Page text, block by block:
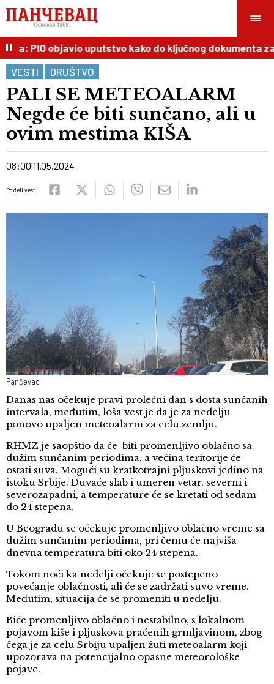
PIO objavio uputstvo kako do ključnog dokumenta za
VESTI
DRUŠTVO
PALI SE METEOALARM
Negde će biti sunčano, ali u
ovim mestima KIŠA
08:00 11.05.2024
Podeli vest:
Pančevac
Danas nas očekuje pravi prolećni dan s dosta sunčanih
intervala, međutim, loša vest je da je za nedelju
ponovo upaljen meteoalarm za celu zemlju.
RHMZ je saopštio da će biti promenljivo oblačno sa
dužim sunčanim periodima, a većina teritorije će
ostati suva. Mogući su kratkotrajni pljuskovi jedino na
istoku Srbije. Duvaće slab i umeren vetar, severni i
severozapadni, a temperature će se kretati od sedam
do 24 stepena.
U Beogradu se očekuje promenljivo oblačno vreme sa
dužim sunčanim periodima, pri čemu će najviša
dnevna temperatura biti oko 24 stepena.
Tokom noći ka nedelji očekuje se postepeno
povećanje oblačnosti, ali će se zadržati suvo vreme.
Međutim, situacija će se promeniti u nedelju.
Biće promenljivo oblačno i nestabilno, s lokalnom
pojavom kiše i pljuskova praćenih grmljavinom, zbog
čega je za celu Srbiju upaljen žuti meteoalarm koji
upozorava na potencijalno opasne meteorološke
pojave.